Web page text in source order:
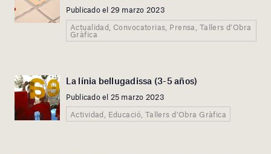
Publicado el 29 marzo 2023
Actualidad, Convocatorias, Prensa, Tallers d’Obra
Gràfica
La línia bellugadissa (3-5 años)
Publicado el 25 marzo 2023
Actividad, Educació, Tallers d’Obra Gràfica